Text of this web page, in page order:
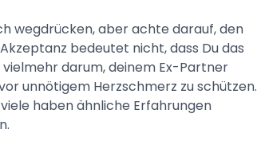
wegdrücken, aber achte darauf, den
bedeutet nicht, dass Du das
darum, deinem Ex-Partner
unnötigem Herzschmerz zu schützen.
haben ähnliche Erfahrungen